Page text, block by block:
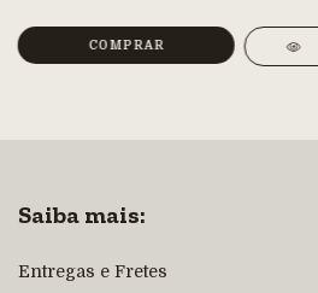
Saiba mais:
Entregas e Fretes